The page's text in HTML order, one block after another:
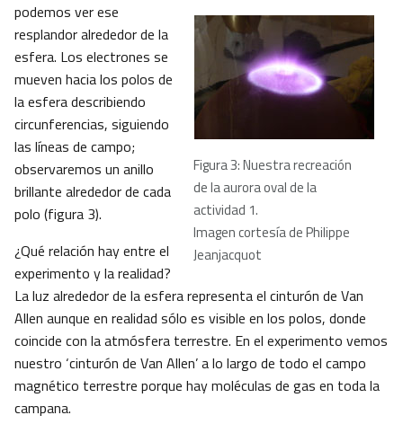
Figura 3: Nuestra recreación
de la aurora oval de la
actividad 1.
Imagen cortesía de Philippe
Jeanjacquot
podemos ver ese
resplandor alrededor de la
esfera. Los electrones se
mueven hacia los polos de
la esfera describiendo
circunferencias, siguiendo
las líneas de campo;
observaremos un anillo
brillante alrededor de cada
polo (figura 3).
¿Qué relación hay entre el
experimento y la realidad?
La luz alrededor de la esfera representa el cinturón de Van
Allen aunque en realidad sólo es visible en los polos, donde
coincide con la atmósfera terrestre. En el experimento vemos
nuestro ‘cinturón de Van Allen’ a lo largo de todo el campo
magnético terrestre porque hay moléculas de gas en toda la
campana.